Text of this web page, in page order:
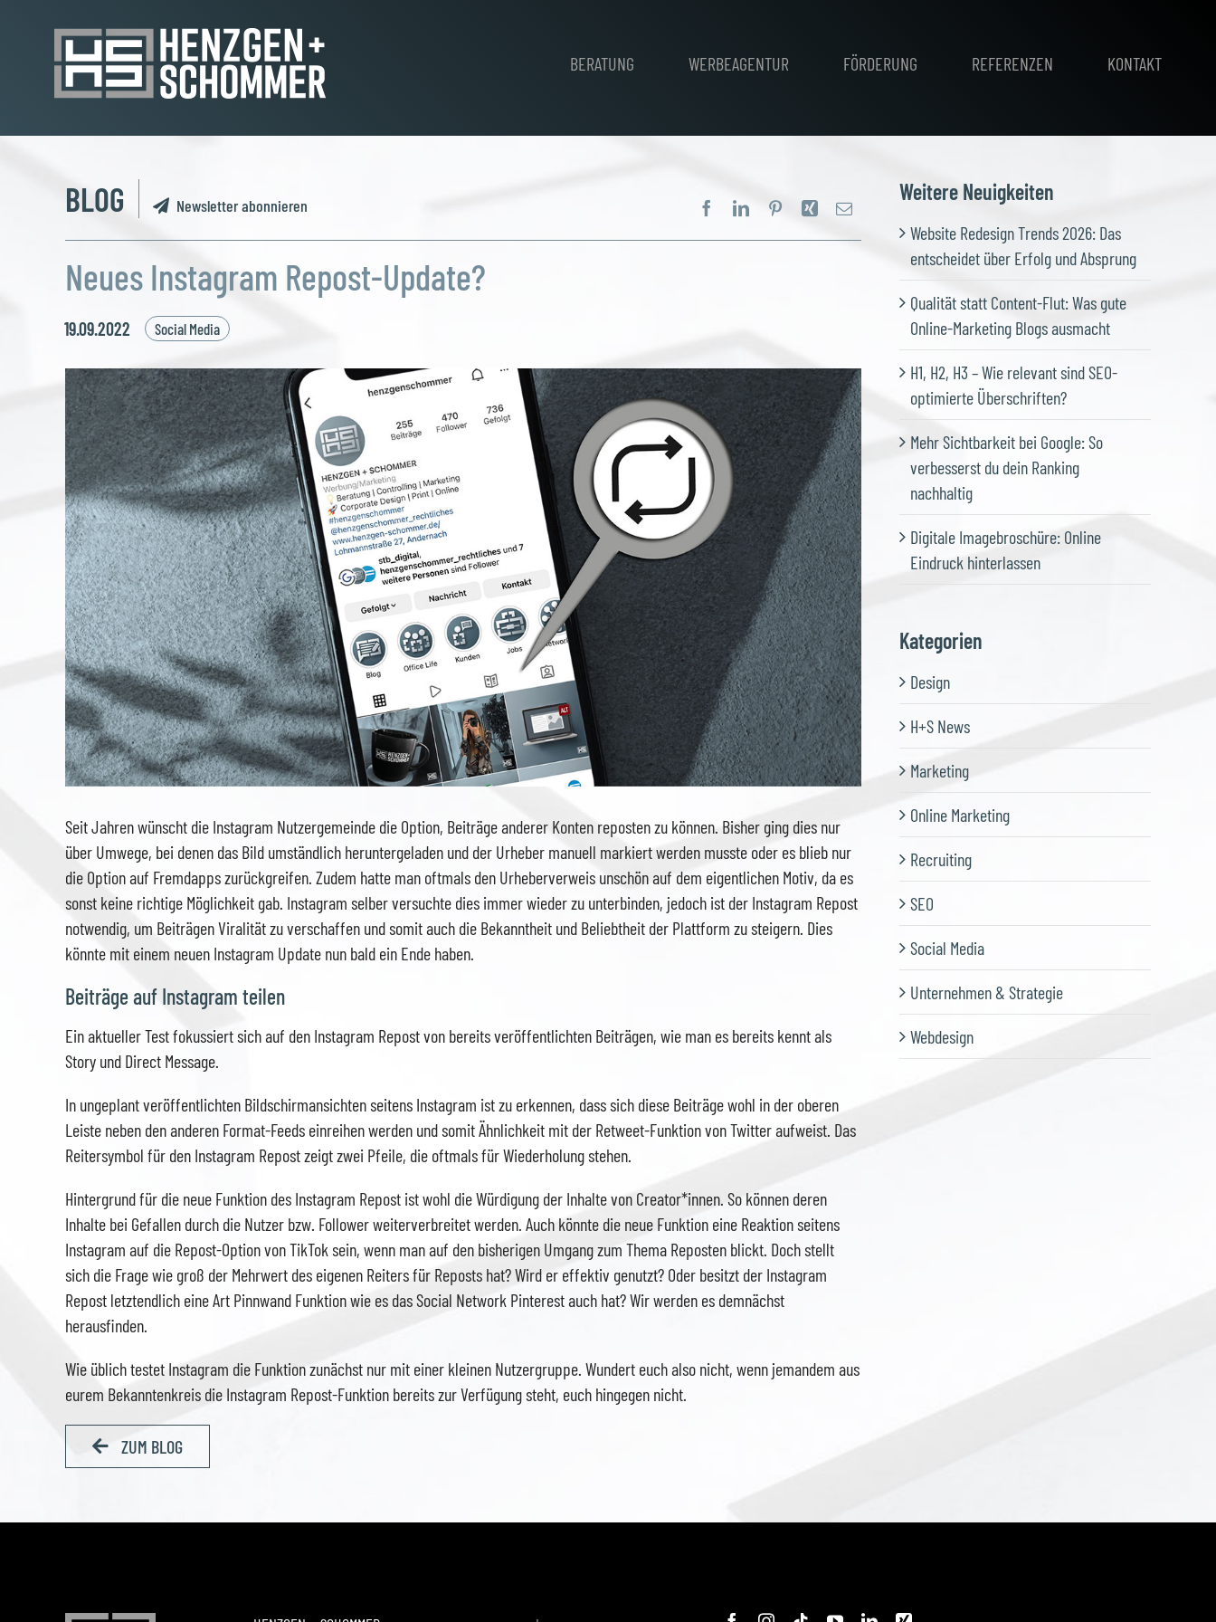
BERATUNG WERBEAGENTUR FÖRDERUNG REFERENZEN KONTAKT
BLOG Newsletter abonnieren
Neues Instagram Repost-Update?
19.09.2022 Social Media
Seit Jahren wünscht die Instagram Nutzergemeinde die Option, Beiträge anderer Konten reposten zu können. Bisher ging dies nur
über Umwege, bei denen das Bild umständlich heruntergeladen und der Urheber manuell markiert werden musste oder es blieb nur
die Option auf Fremdapps zurückgreifen. Zudem hatte man oftmals den Urheberverweis unschön auf dem eigentlichen Motiv, da es
sonst keine richtige Möglichkeit gab. Instagram selber versuchte dies immer wieder zu unterbinden, jedoch ist der Instagram Repost
notwendig, um Beiträgen Viralität zu verschaffen und somit auch die Bekanntheit und Beliebtheit der Plattform zu steigern. Dies
könnte mit einem neuen Instagram Update nun bald ein Ende haben.
Beiträge auf Instagram teilen
Ein aktueller Test fokussiert sich auf den Instagram Repost von bereits veröffentlichten Beiträgen, wie man es bereits kennt als
Story und Direct Message.
In ungeplant veröffentlichten Bildschirmansichten seitens Instagram ist zu erkennen, dass sich diese Beiträge wohl in der oberen
Leiste neben den anderen Format-Feeds einreihen werden und somit Ähnlichkeit mit der Retweet-Funktion von Twitter aufweist. Das
Reitersymbol für den Instagram Repost zeigt zwei Pfeile, die oftmals für Wiederholung stehen.
Hintergrund für die neue Funktion des Instagram Repost ist wohl die Würdigung der Inhalte von Creator*innen. So können deren
Inhalte bei Gefallen durch die Nutzer bzw. Follower weiterverbreitet werden. Auch könnte die neue Funktion eine Reaktion seitens
Instagram auf die Repost-Option von TikTok sein, wenn man auf den bisherigen Umgang zum Thema Reposten blickt. Doch stellt
sich die Frage wie groß der Mehrwert des eigenen Reiters für Reposts hat? Wird er effektiv genutzt? Oder besitzt der Instagram
Repost letztendlich eine Art Pinnwand Funktion wie es das Social Network Pinterest auch hat? Wir werden es demnächst
herausfinden.
Wie üblich testet Instagram die Funktion zunächst nur mit einer kleinen Nutzergruppe. Wundert euch also nicht, wenn jemandem aus
eurem Bekanntenkreis die Instagram Repost-Funktion bereits zur Verfügung steht, euch hingegen nicht.
ZUM BLOG
Weitere Neuigkeiten
Website Redesign Trends 2026: Das
entscheidet über Erfolg und Absprung
Qualität statt Content-Flut: Was gute
Online-Marketing Blogs ausmacht
H1, H2, H3 – Wie relevant sind SEO-
optimierte Überschriften?
Mehr Sichtbarkeit bei Google: So
verbesserst du dein Ranking
nachhaltig
Digitale Imagebroschüre: Online
Eindruck hinterlassen
Kategorien
Design
H+S News
Marketing
Online Marketing
Recruiting
SEO
Social Media
Unternehmen & Strategie
Webdesign